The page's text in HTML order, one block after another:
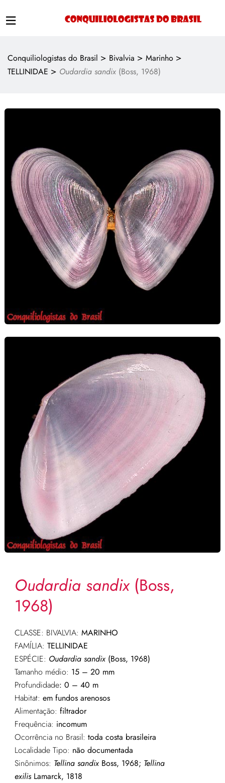
Conquiliologistas do Brasil > Bivalvia > Marinho >
TELLINIDAE > Oudardia sandix (Boss, 1968)
Oudardia sandix(Boss,
1968)
CLASSE: BIVALVIA: MARINHO
FAMÍLIA: TELLINIDAE
ESPÉCIE: Oudardia sandix(Boss, 1968)
Tamanho médio: 15 – 20 mm
Profundidade: 0 – 40 m
Habitat: em fundos arenosos
Alimentação: filtrador
Frequência: incomum
Ocorrência no Brasil: toda costa brasileira
Localidade Tipo: não documentada
Sinônimos: Tellina sandixBoss, 1968; Tellina
exilisLamarck, 1818